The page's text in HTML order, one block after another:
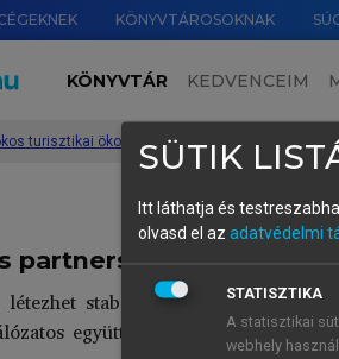
KÖNYVTÁROSOKNAK
KÖNYVTÁR KEDVENCEIM
3. Az okos turisztikai ökoszisztéma 5 pilléren alapuló értelmezése és bemutatása ›
partnerségi modellek
stabil intézményi háttér
együttműködést és a
SÜTIK
Itt láthatja és
olvasd el az adatvédelmi
STATISZTIKA
A statisztikai
webhely